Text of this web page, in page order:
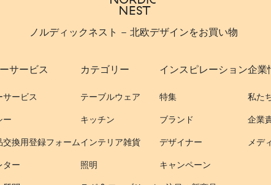
ノルディックネスト - 北欧デザインをお買い物
サービス
サービス
ー
交換用登録フォーム
ター
カテゴリー
テーブルウェア
キッチン
インテリア雑貨
照明
インスピレーション
特集
ブランド
デザイナー
キャンペーン
企業
私た
企業
メデ